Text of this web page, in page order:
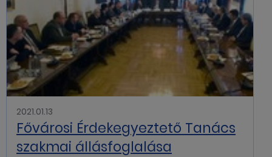
2021.01.13
Fővárosi Érdekegyeztető Tanács
szakmai állásfoglalása